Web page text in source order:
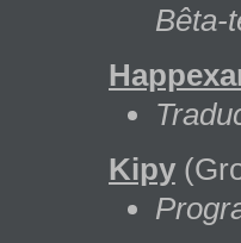
Bêta-
Kipy